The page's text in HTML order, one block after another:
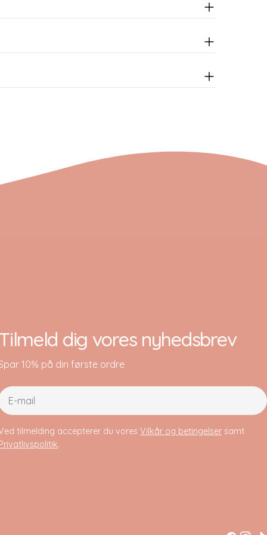
dig vores nyhedsbrev
10% på din første ordre
tilmelding accepterer du voresVilkår og betingelser samt
.